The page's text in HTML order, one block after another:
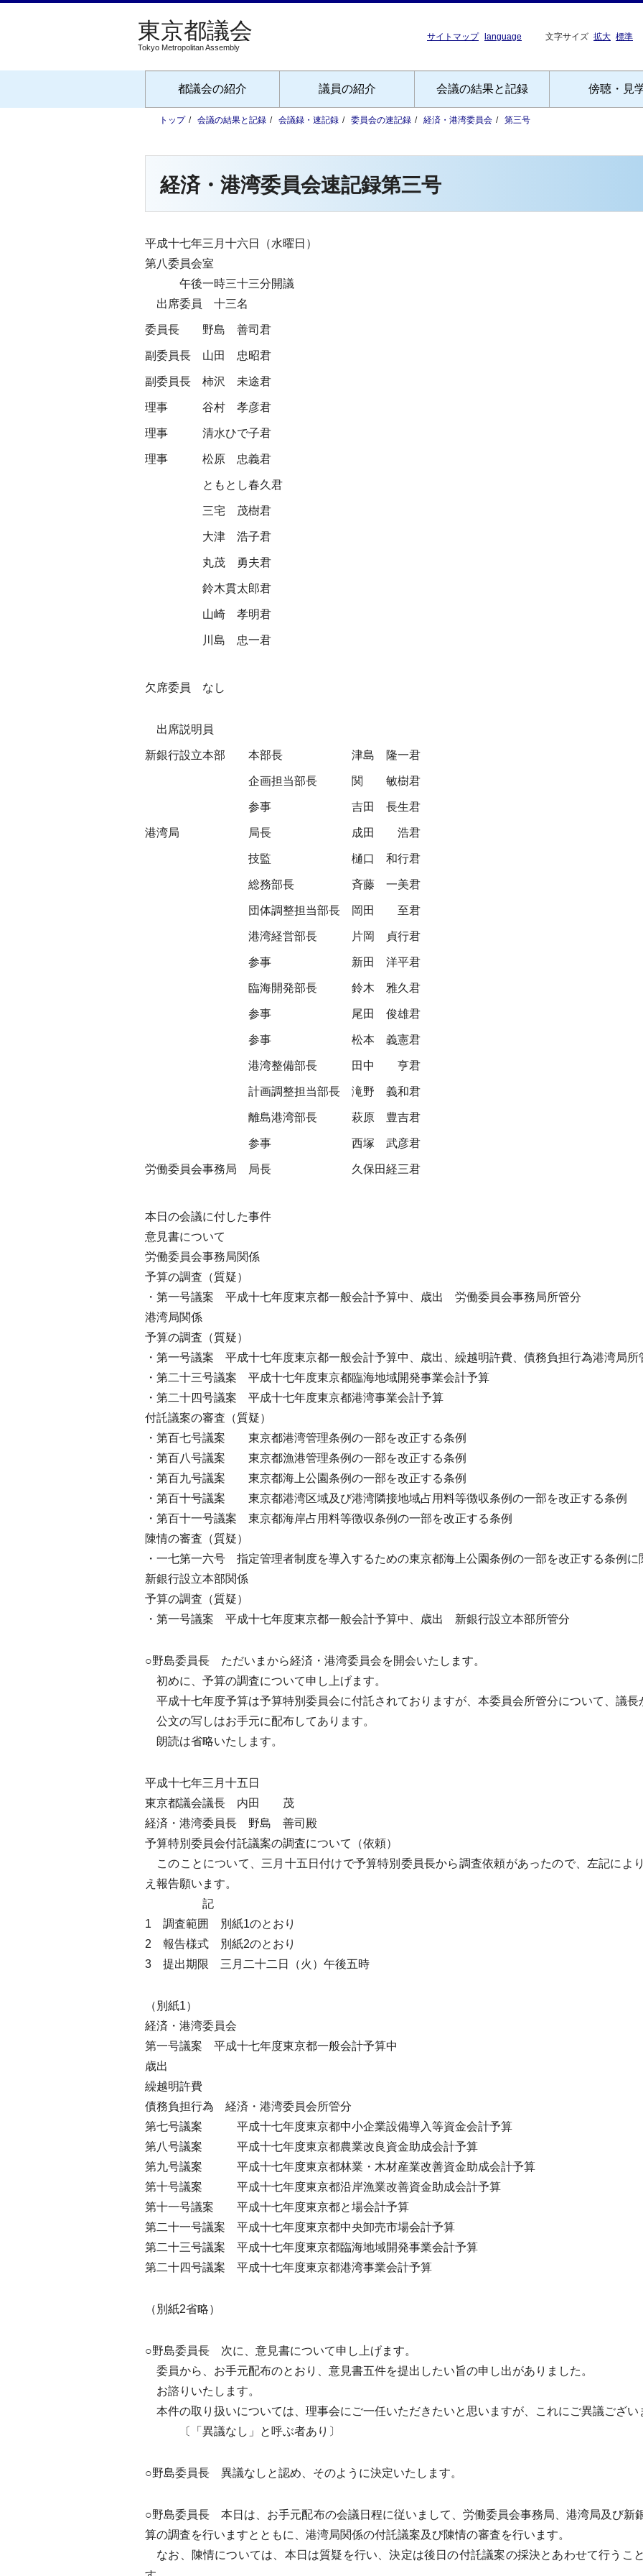
Tokyo Metropolitan Assembly
サイトマップ language 文字サイズ 拡大 標準
都議会の紹介 議員の紹介 会議の結果と記録 傍聴・見
トップ 会議の結果と記録 会議録・速記録 委員会の速記録 経済・港湾委員会 第三号
経済・港湾委員会速記録第三号
平成十七年三月十六日（水曜日）
第八委員会室
午後一時三十三分開議
出席委員 十三名
委員長 野島 善司君
副委員長 山田 忠昭君
副委員長 柿沢 未途君
理事 谷村 孝彦君
理事 清水ひで子君
理事 松原 忠義君
ともとし春久君
三宅 茂樹君
大津 浩子君
丸茂 勇夫君
鈴木貫太郎君
山崎 孝明君
川島 忠一君
欠席委員 なし
出席説明員
新銀行設立本部 本部長 津島 隆一君
企画担当部長 関 敏樹君
参事 吉田 長生君
港湾局 局長 成田 浩君
技監 樋口 和行君
総務部長 斉藤 一美君
団体調整担当部長 岡田 至君
港湾経営部長 片岡 貞行君
参事 新田 洋平君
臨海開発部長 鈴木 雅久君
参事 尾田 俊雄君
参事 松本 義憲君
港湾整備部長 田中 亨君
計画調整担当部長 滝野 義和君
離島港湾部長 萩原 豊吉君
参事 西塚 武彦君
労働委員会事務局 局長 久保田経三君
本日の会議に付した事件
意見書について
労働委員会事務局関係
予算の調査（質疑）
・第一号議案 平成十七年度東京都一般会計予算中、歳出 労働委員会事務局所管分
港湾局関係
予算の調査（質疑）
・第一号議案 平成十七年度東京都一般会計予算中、歳出、繰越明許費、債務負担行為港湾局所
・第二十三号議案 平成十七年度東京都臨海地域開発事業会計予算
・第二十四号議案 平成十七年度東京都港湾事業会計予算
付託議案の審査（質疑）
・第百七号議案 東京都港湾管理条例の一部を改正する条例
・第百八号議案 東京都漁港管理条例の一部を改正する条例
・第百九号議案 東京都海上公園条例の一部を改正する条例
・第百十号議案 東京都港湾区域及び港湾隣接地域占用料等徴収条例の一部を改正する条例
・第百十一号議案 東京都海岸占用料等徴収条例の一部を改正する条例
陳情の審査（質疑）
・一七第一六号 指定管理者制度を導入するための東京都海上公園条例の一部を改正する条例に
新銀行設立本部関係
予算の調査（質疑）
・第一号議案 平成十七年度東京都一般会計予算中、歳出 新銀行設立本部所管分
○野島委員長 ただいまから経済・港湾委員会を開会いたします。
初めに、予算の調査について申し上げます。
平成十七年度予算は予算特別委員会に付託されておりますが、本委員会所管分について、議長
公文の写しはお手元に配布してあります。
朗読は省略いたします。
平成十七年三月十五日
東京都議会議長 内田 茂
経済・港湾委員長 野島 善司殿
予算特別委員会付託議案の調査について（依頼）
このことについて、三月十五日付けで予算特別委員長から調査依頼があったので、左記によ
え報告願います。
記
1 調査範囲 別紙1のとおり
2 報告様式 別紙2のとおり
3 提出期限 三月二十二日（火）午後五時
（別紙1）
経済・港湾委員会
第一号議案 平成十七年度東京都一般会計予算中
歳出
繰越明許費
債務負担行為 経済・港湾委員会所管分
第七号議案 平成十七年度東京都中小企業設備導入等資金会計予算
第八号議案 平成十七年度東京都農業改良資金助成会計予算
第九号議案 平成十七年度東京都林業・木材産業改善資金助成会計予算
第十号議案 平成十七年度東京都沿岸漁業改善資金助成会計予算
第十一号議案 平成十七年度東京都と場会計予算
第二十一号議案 平成十七年度東京都中央卸売市場会計予算
第二十三号議案 平成十七年度東京都臨海地域開発事業会計予算
第二十四号議案 平成十七年度東京都港湾事業会計予算
（別紙2省略）
○野島委員長 次に、意見書について申し上げます。
委員から、お手元配布のとおり、意見書五件を提出したい旨の申し出がありました。
お諮りいたします。
本件の取り扱いについては、理事会にご一任いただきたいと思いますが、これにご異議ござい
〔「異議なし」と呼ぶ者あり〕
○野島委員長 異議なしと認め、そのように決定いたします。
○野島委員長 本日は、お手元配布の会議日程に従いまして、労働委員会事務局、港湾局及び新
算の調査を行いますとともに、港湾局関係の付託議案及び陳情の審査を行います。
なお、陳情については、本日は質疑を行い、決定は後日の付託議案の採決とあわせて行うこ